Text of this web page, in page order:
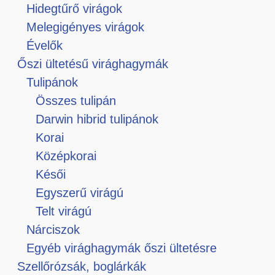
Hidegtűrő virágok
Melegigényes virágok
Évelők
Őszi ültetésű virághagymák
Tulipánok
Összes tulipán
Darwin hibrid tulipánok
Korai
Középkorai
Késői
Egyszerű virágú
Telt virágú
Nárciszok
Egyéb virághagymák őszi ültetésre
Szellőrózsák, boglárkák